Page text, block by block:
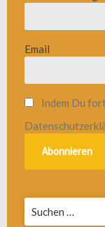
Email
Indem Du
nach: